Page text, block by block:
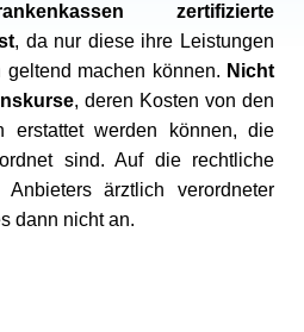
zertifizierte
, da nur diese ihre Leistungen
machen können. Nicht
, deren Kosten von den
erstattet werden können, die
sind. Auf die rechtliche
Anbieters ärztlich verordneter
dann nicht an.